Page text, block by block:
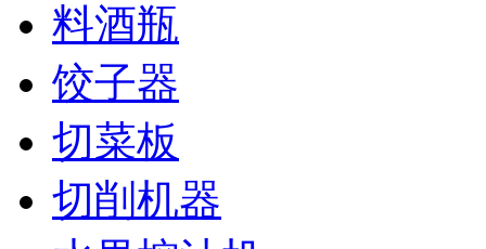
料酒瓶
饺子器
切菜板
切削机器